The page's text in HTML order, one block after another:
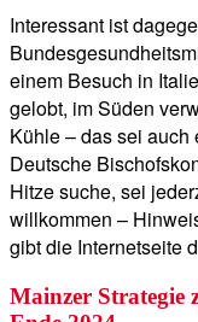
Interessant ist
einem Besuch in
gelobt, im Süden
Kühle – das sei
Deutsche
Hitze suche, sei
willkommen –
gibt die Internetseite
Mainzer Strategie